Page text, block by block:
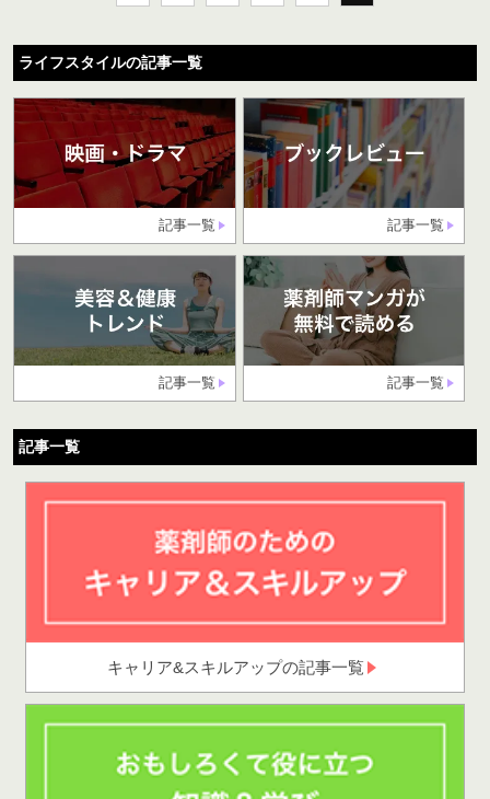
ライフスタイルの記事一覧
記事一覧 記事一覧
記事一覧 記事一覧
記事一覧
キャリア&スキルアップの記事一覧